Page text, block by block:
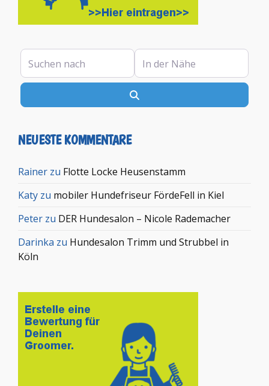
Suchen nach In der Nähe
NEUESTE KOMMENTARE
Rainer zu Flotte Locke Heusenstamm
Katy zu mobiler Hundefriseur FördeFell in Kiel
Peter zu DER Hundesalon – Nicole Rademacher
Darinka zu Hundesalon Trimm und Strubbel in
Köln